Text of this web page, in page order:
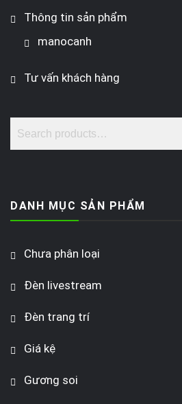
Thông tin sản phẩm
manocanh
Tư vấn khách hàng
DANH MỤC SẢN PHẨM
Chưa phân loại
Đèn livestream
Đèn trang trí
Giá kệ
Gương soi